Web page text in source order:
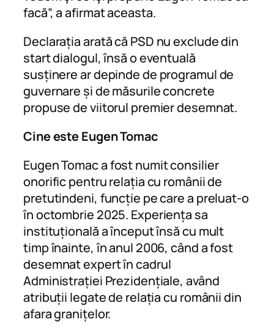
facă”, a afirmat aceasta.
Declarația arată că PSD nu exclude din
start dialogul, însă o eventuală
susținere ar depinde de programul de
guvernare și de măsurile concrete
propuse de viitorul premier desemnat.
Cine este Eugen Tomac
Eugen Tomac a fost numit consilier
onorific pentru relația cu românii de
pretutindeni, funcție pe care a preluat-o
în octombrie 2025. Experiența sa
instituțională a început însă cu mult
timp înainte, în anul 2006, când a fost
desemnat expert în cadrul
Administrației Prezidențiale, având
atribuții legate de relația cu românii din
afara granițelor.